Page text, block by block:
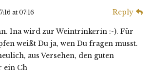
at 07:16 Reply
Ina wird zur Weintrinkerin :-). Für
weißt Du ja, wen Du fragen musst.
aus Versehen, den guten
ein Ch